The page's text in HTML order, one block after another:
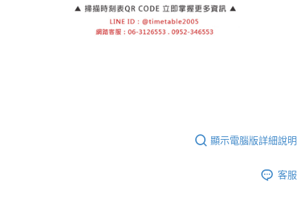
顯示電腦版詳細說明
客服